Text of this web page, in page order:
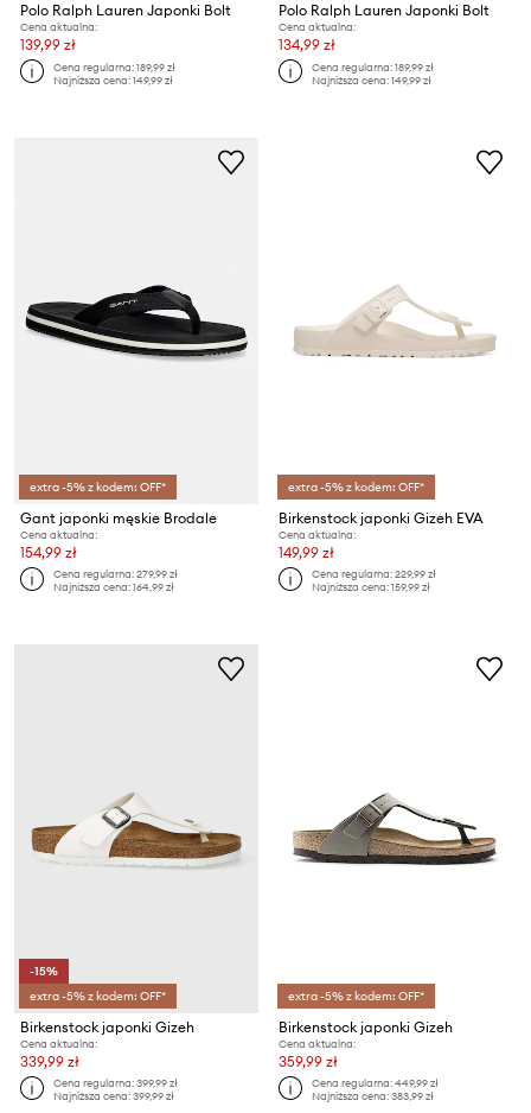
Polo Ralph Lauren Japonki Bolt
Cena aktualna:
139,99 zł
Cena regularna:189,99 zł
Najniższa cena:149,99 zł
Polo Ralph Lauren Japonki Bolt
Cena aktualna:
134,99 zł
Cena regularna:189,99 zł
Najniższa cena:149,99 zł
extra -5% z kodem: OFF*
Gant japonki męskie Brodale
Cena aktualna:
154,99 zł
Cena regularna:279,99 zł
Najniższa cena:164,99 zł
extra -5% z kodem: OFF*
Birkenstock japonki Gizeh EVA
Cena aktualna:
149,99 zł
Cena regularna:229,99 zł
Najniższa cena:159,99 zł
-15%
extra -5% z kodem: OFF*
Birkenstock japonki Gizeh
Cena aktualna:
339,99 zł
Cena regularna:399,99 zł
Najniższa cena:399,99 zł
extra -5% z kodem: OFF*
Birkenstock japonki Gizeh
Cena aktualna:
359,99 zł
Cena regularna:449,99 zł
Najniższa cena:383,99 zł